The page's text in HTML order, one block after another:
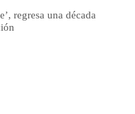
regresa una década